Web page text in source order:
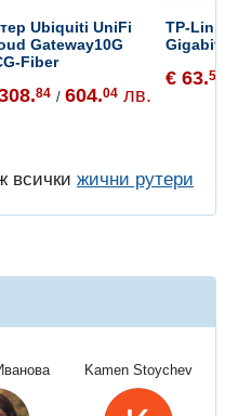
Ubiquiti UniFi
Gateway10G
Fiber
84 / 604.04 лв.
TP-Link
Gigabit
€ 63.56
всички жични рутери
Kamen Stoychev